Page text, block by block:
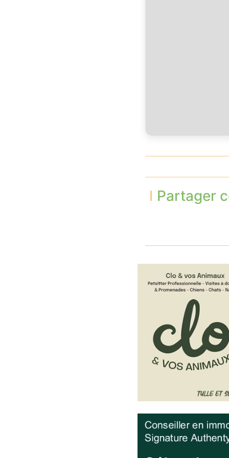
Partager